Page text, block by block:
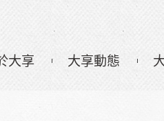
大享 大享動態